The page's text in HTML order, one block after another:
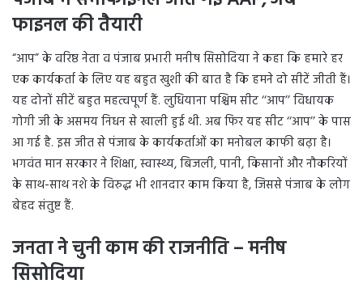
फाइनल की तैयारी
“आप” के वरिष्ठ नेता व पंजाब प्रभारी मनीष सिसोदिया ने कहा कि हमारे हर
एक कार्यकर्ता के लिए यह बहुत खुशी की बात है कि हमने दो सीटें जीती हैं।
यह दोनों सीटें बहुत महत्वपूर्ण हैं. लुधियाना पश्चिम सीट ‘‘आप’’ विधायक
गोगी जी के असमय निधन से खाली हुई थी. अब फिर यह सीट ‘‘आप’’ के पास
आ गई है. इस जीत से पंजाब के कार्यकर्ताओं का मनोबल काफी बढ़ा है।
भगवंत मान सरकार ने शिक्षा, स्वास्थ्य, बिजली, पानी, किसानों और नौकरियों
के साथ-साथ नशे के विरुद्ध भी शानदार काम किया है, जिससे पंजाब के लोग
बेहद संतुष्ट हैं.
जनता ने चुनी काम की राजनीति – मनीष
सिसोदिया